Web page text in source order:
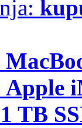
Apple
TB